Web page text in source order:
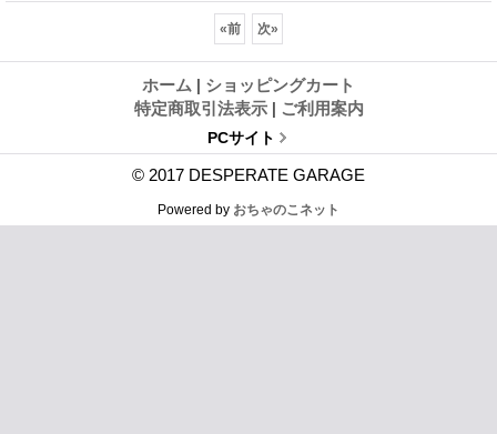
«前 次»
ホーム | ショッピングカート
特定商取引法表示 | ご利用案内
PCサイト
© 2017 DESPERATE GARAGE
Powered by おちゃのこネット